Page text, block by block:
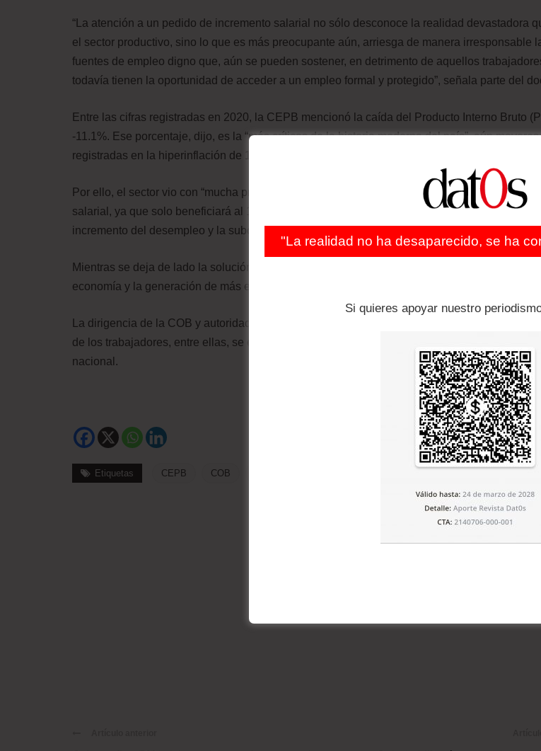
“La atención a un pedido de incremento salarial no sólo desconoce la realidad devastadora
el sector productivo, sino lo que es más preocupante aún, arriesga de manera irresponsable
fuentes de empleo digno que, aún se pueden sostener, en detrimento de aquellos
todavía tienen la oportunidad de acceder a un empleo formal y protegido”, señala parte del
Entre las cifras registradas en 2020, la CEPB mencionó la caída del Producto Interno Bruto
-11.1%. Ese porcentaje, dijo, es la “más críticas de la historia moderna del país”, aún
registradas en la hiperinflación de 1982 (-6.5%) y comparables con la de 1954 (-9,5%).
Por ello, el sector vio con “mucha preocupación” las consecuencias de las medidas de un
salarial, ya que solo beneficiará al 16% de la población ocupada, lo que incide “gravemente
incremento del desempleo y la subocupación”.
Mientras se deja de lado la solución de los “verdaderos problemas” como son la reactivación
economía y la generación de más empleos, la atención a la crisis sanitaria.
La dirigencia de la COB y autoridades de Gobierno instalaron mesas de trabajo para tratar las
de los trabajadores, entre ellas, se encuentra la propuesta de un incremento del 5% al básico
nacional.
Etiquetas CEPB COB
"La realidad no ha desaparecido, se ha
Si quieres apoyar nuestro